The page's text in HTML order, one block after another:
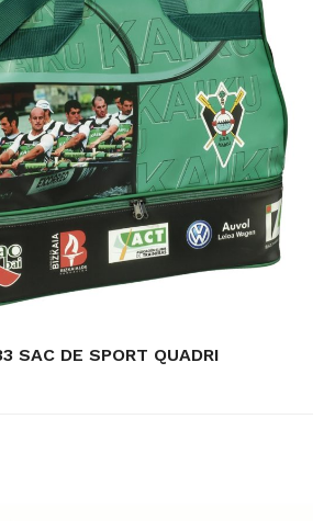
SAC DE SPORT QUADRI